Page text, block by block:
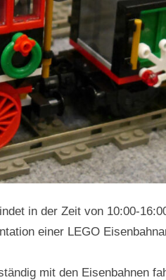
in der Zeit von 10:00-
einer LEGO
mit den Eisenbahnen